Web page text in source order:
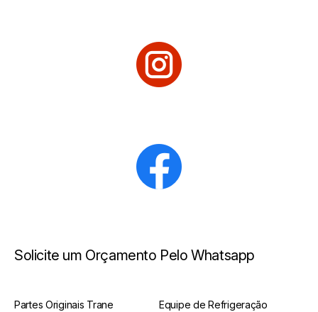
Solicite um Orçamento Pelo Whatsapp
Partes Originais Trane Equipe de Refrigeração